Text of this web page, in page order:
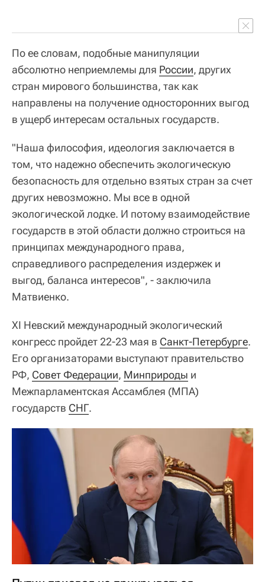
По ее словам, подобные манипуляции
абсолютно неприемлемы для России, других
стран мирового большинства, так как
направлены на получение односторонних выгод
в ущерб интересам остальных государств.
"Наша философия, идеология заключается в
том, что надежно обеспечить экологическую
безопасность для отдельно взятых стран за счет
других невозможно. Мы все в одной
экологической лодке. И потому взаимодействие
государств в этой области должно строиться на
принципах международного права,
справедливого распределения издержек и
выгод, баланса интересов", - заключила
Матвиенко.
XI Невский международный экологический
конгресс пройдет 22-23 мая в Санкт-Петербурге.
Его организаторами выступают правительство
РФ, Совет Федерации, Минприроды и
Межпарламентская Ассамблея (МПА)
государств СНГ.